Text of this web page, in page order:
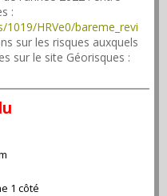
:
HRVe0/bareme_revi
sur les risques auxquels
sur le site Géorisques :
1 côté